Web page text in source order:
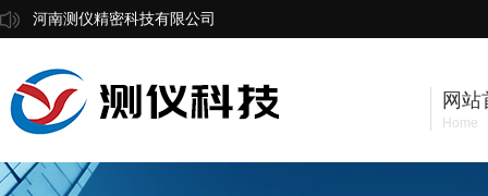
河南测仪精密科技有限公司
网站
Home